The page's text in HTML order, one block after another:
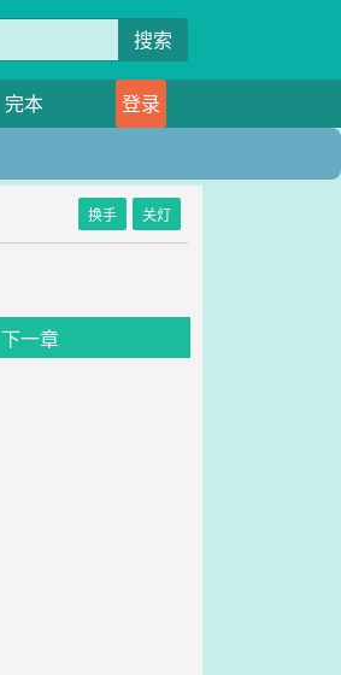
搜索
完本
登录
换手 关灯
下一章